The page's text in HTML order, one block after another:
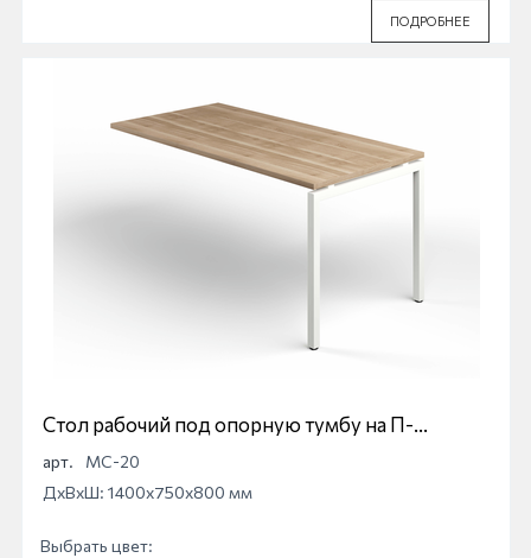
ПОДРОБНЕЕ
Стол рабочий под опорную тумбу на П-
образной опоре Магна МС-20
арт.
МС-20
ДхВхШ: 1400x750x800 мм
Выбрать цвет: